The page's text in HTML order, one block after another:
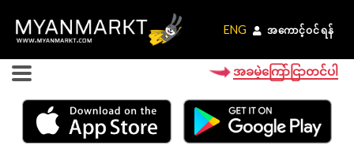
ENG အကောင့်ဝင်ရန်
ENG အကောင့်ဝင်ရန်
အခမဲ့ကြော်ငြာတင်ပါ